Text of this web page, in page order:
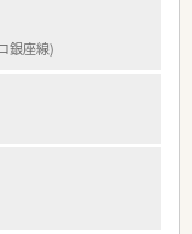
銀座線)